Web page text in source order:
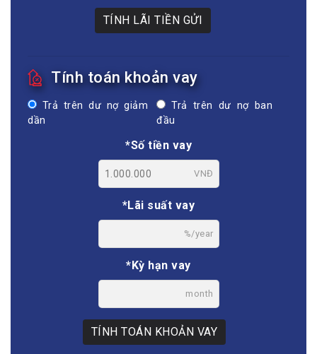
TÍNH LÃI TIỀN GỬI
Tính toán khoản vay
Trả trên dư nợ giảm
dần
Trả trên dư nợ ban
đầu
*Số tiền vay
VNĐ
*Lãi suất vay
%/year
*Kỳ hạn vay
month
TÍNH TOÁN KHOẢN VAY